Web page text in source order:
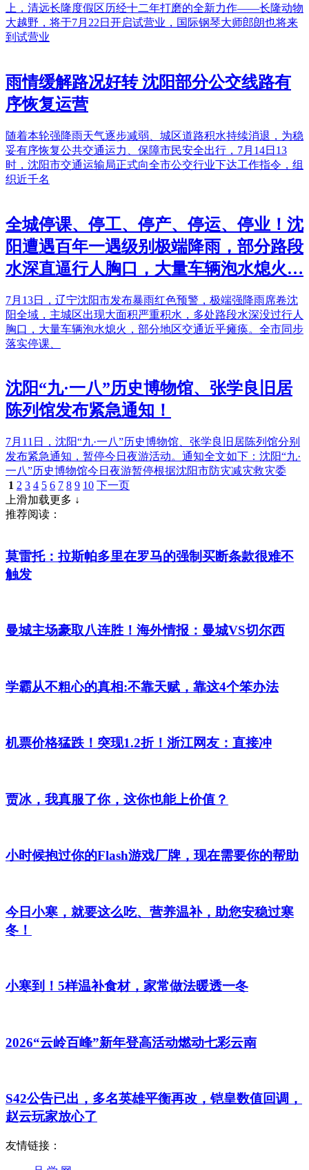
上，清远长隆度假区历经十二年打磨的全新力作——长隆动物
大越野，将于7月22日开启试营业，国际钢琴大师郎朗也将来
到试营业
雨情缓解路况好转 沈阳部分公交线路有
序恢复运营
随着本轮强降雨天气逐步减弱、城区道路积水持续消退，为稳
妥有序恢复公共交通运力、保障市民安全出行，7月14日13
时，沈阳市交通运输局正式向全市公交行业下达工作指令，组
织近千名
全城停课、停工、停产、停运、停业！沈
阳遭遇百年一遇级别极端降雨，部分路段
水深直逼行人胸口，大量车辆泡水熄火…
7月13日，辽宁沈阳市发布暴雨红色预警，极端强降雨席卷沈
阳全域，主城区出现大面积严重积水，多处路段水深没过行人
胸口，大量车辆泡水熄火，部分地区交通近乎瘫痪。全市同步
落实停课、
沈阳“九·一八”历史博物馆、张学良旧居
陈列馆发布紧急通知！
7月11日，沈阳“九·一八”历史博物馆、张学良旧居陈列馆分别
发布紧急通知，暂停今日夜游活动。通知全文如下：沈阳“九·
一八”历史博物馆今日夜游暂停根据沈阳市防灾减灾救灾委
1 2 3 4 5 6 7 8 9 10 下一页
上滑加载更多 ↓
推荐阅读：
莫雷托：拉斯帕多里在罗马的强制买断条款很难不
触发
曼城主场豪取八连胜！海外情报：曼城VS切尔西
学霸从不粗心的真相:不靠天赋，靠这4个笨办法
机票价格猛跌！突现1.2折！浙江网友：直接冲
贾冰，我真服了你，这你也能上价值？
小时候抱过你的Flash游戏厂牌，现在需要你的帮助
今日小寒，就要这么吃、营养温补，助您安稳过寒
冬！
小寒到！5样温补食材，家常做法暖透一冬
2026“云岭百峰”新年登高活动燃动七彩云南
S42公告已出，多名英雄平衡再改，铠皇数值回调，
赵云玩家放心了
友情链接：